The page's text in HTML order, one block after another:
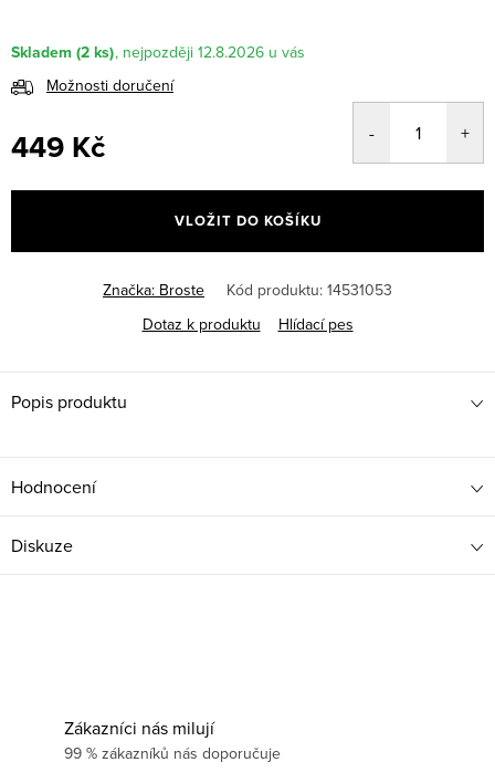
Skladem (2 ks)
12.8.2026
Možnosti doručení
449 Kč
cena:
VLOŽIT DO KOŠÍKU
Značka: Broste Kód produktu: 14531053
Dotaz k produktu
Hlídací pes
Popis produktu
Hodnocení
Diskuze
Zákazníci nás milují
99 % zákazníků nás doporučuje